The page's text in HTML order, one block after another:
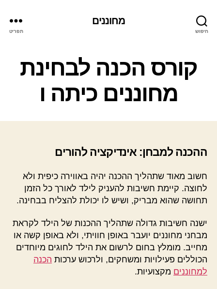
חיפוש
מחוננים
תפריט
קטגוריות
קורס הכנה לבחינת
מחוננים כיתה ו
ההכנה למבחן: אינדיקציה להורים
חשוב מאוד שתהליך ההכנה יהיה באווירה כיפית ולא
לחוצה. קיימת חשיבות להעניק לילד לאורך כל הזמן
תחושה שהוא מבריק, ושיש לו יכולת להצליח בבחינה.
ישנה חשיבות גדולה שתהליך ההכנות של הילד לקראת
מבחני מחוננים יועבר באופן חוויתי, ולא באופן קשה או
מחייב. מומלץ בחום לרשום את הילד לחוגים מיוחדים
הכוללים פעילויות ומשחקים, ולרכוש ערכות הכנה
למחוננים מקצועיות.